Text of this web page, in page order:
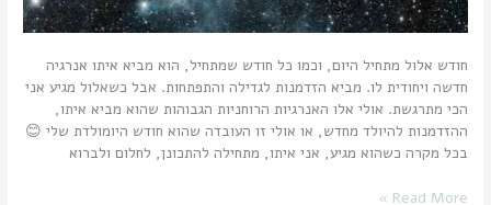
חודש אלול מתחיל היום, וכמו כל חודש שמתחיל, הוא מביא איתו אנרגיה
חדשה ויחודית לו. מביא הזדמנות לגדילה והתפתחות. אבל כשאלול מגיע אני
הכי מתרגשת. אולי אלו האנרגיות הרוחניות הגבוהות שהוא מביא איתו,
ההזדמנות להיולד מחדש, או אולי זו העובדה שהוא חודש היומולדת שלי 😊
בכל מקרה כשהוא מגיע, אני איתו, מתחילה להתכונן, לחלום ולברוא
Read More »